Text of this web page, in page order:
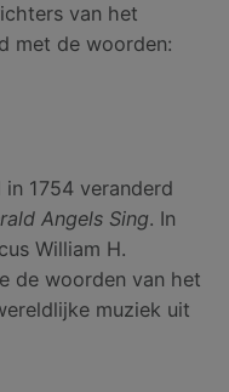
van het
met de woorden:
1754 veranderd
Angels Sing. In
William H.
de woorden van het
muziek uit